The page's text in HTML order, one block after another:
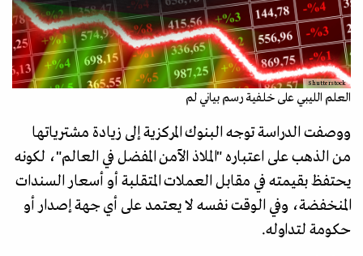
Shutterstock
العلم الليبي على خلفية رسم بياني لم
ووصفت الدراسة توجه البنوك المركزية إلى زيادة مشترياتها
من الذهب على اعتباره "الملاذ الآمن المفضل في العالم"، لكونه
يحتفظ بقيمته في مقابل العملات المتقلبة أو أسعار السندات
المنخفضة، وفي الوقت نفسه لا يعتمد على أي جهة إصدار أو
حكومة لتداوله.